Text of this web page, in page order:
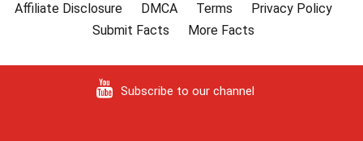
Affiliate Disclosure
DMCA Terms
Privacy Policy
Submit Facts
More Facts
Subscribe to our channel